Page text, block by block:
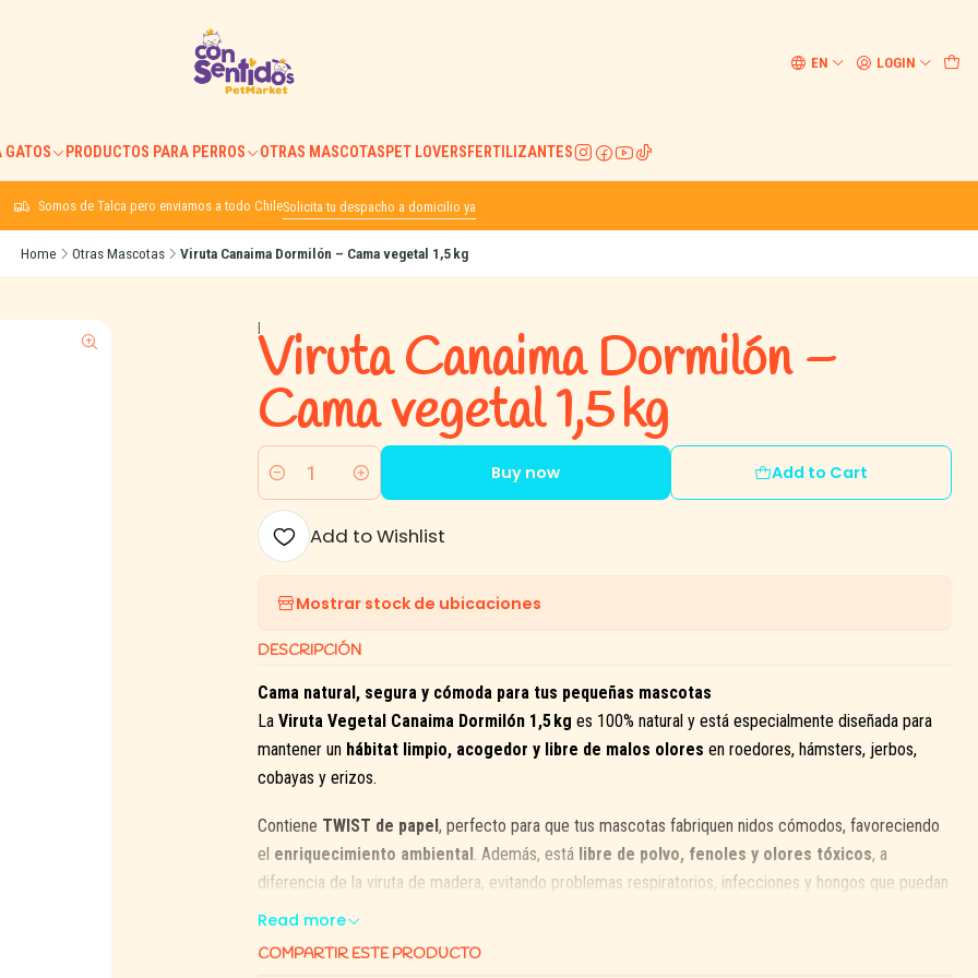
EN LOGIN
GATOS PRODUCTOS PARA PERROS OTRAS MASCOTASPET LOVERSFERTILIZANTES
Somos de Talca pero enviamos a todo ChileSolicita tu despacho a domicilio ya
Home Otras Mascotas Viruta Canaima Dormilón – Cama vegetal 1,5 kg
|Viruta Canaima Dormilón –
Cama vegetal 1,5 kg
Quantity
Add to Cart
Buy now
Add to Wishlist
Mostrar stock de ubicaciones
DESCRIPCIÓN
Cama natural, segura y cómoda para tus pequeñas mascotas
La Viruta Vegetal Canaima Dormilón 1,5 kg es 100% natural y está especialmente diseñada para
mantener un hábitat limpio, acogedor y libre de malos olores en roedores, hámsters, jerbos,
cobayas y erizos.
Contiene TWIST de papel, perfecto para que tus mascotas fabriquen nidos cómodos, favoreciendo
el enriquecimiento ambiental. Además, está libre de polvo, fenoles y olores tóxicos, a
diferencia de la viruta de madera, evitando problemas respiratorios, infecciones y hongos que puedan
afectar la salud de tus mascotas.
Read more
COMPARTIR ESTE PRODUCTO